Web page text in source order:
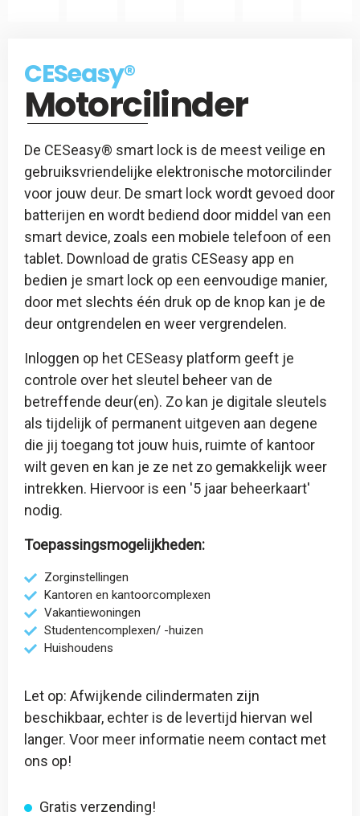
Afstandsbediening
CESeasy®
Motorcilinder
De CESeasy® smart lock is de meest veilige en
gebruiksvriendelijke elektronische motorcilinder
voor jouw deur. De smart lock wordt gevoed door
batterijen en wordt bediend door middel van een
smart device, zoals een mobiele telefoon of een
tablet. Download de gratis CESeasy app en
bedien je smart lock op een eenvoudige manier,
door met slechts één druk op de knop kan je de
deur ontgrendelen en weer vergrendelen.
Inloggen op het CESeasy platform geeft je
controle over het sleutel beheer van de
betreffende deur(en). Zo kan je digitale sleutels
als tijdelijk of permanent uitgeven aan degene
die jij toegang tot jouw huis, ruimte of kantoor
wilt geven en kan je ze net zo gemakkelijk weer
intrekken. Hiervoor is een '5 jaar beheerkaart'
nodig.
Toepassingsmogelijkheden:
Zorginstellingen
Kantoren en kantoorcomplexen
Vakantiewoningen
Studentencomplexen/ -huizen
Huishoudens
Let op: Afwijkende cilindermaten zijn
beschikbaar, echter is de levertijd hiervan wel
langer. Voor meer informatie neem contact met
ons op!
Gratis verzending!